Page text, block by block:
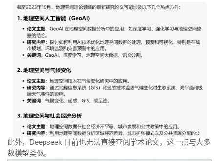
此外，Deepseek 目前也无法直接查阅学术论文，这一点与大多
数模型类似。